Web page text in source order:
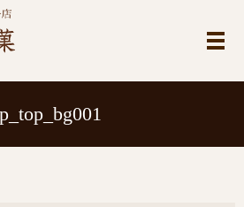
メ